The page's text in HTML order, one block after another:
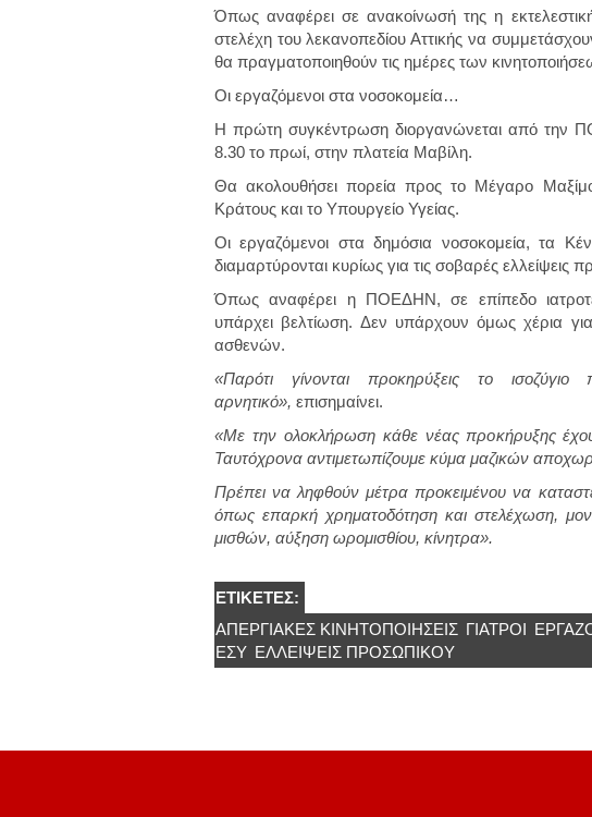
Όπως αναφέρει σε ανακοίνωσή της η
στελέχη του λεκανοπεδίου Αττικής να
θα πραγματοποιηθούν τις ημέρες των
Οι εργαζόμενοι στα νοσοκομεία…
Η πρώτη συγκέντρωση διοργανώνεται από την
8.30 το πρωί, στην πλατεία Μαβίλη.
Θα ακολουθήσει πορεία προς το Μέγαρο
Κράτους και το Υπουργείο Υγείας.
Οι εργαζόμενοι στα δημόσια νοσοκομεία, τα
διαμαρτύρονται κυρίως για τις σοβαρές ελλείψεις
Όπως αναφέρει η ΠΟΕΔΗΝ, σε επίπεδο
υπάρχει βελτίωση. Δεν υπάρχουν όμως χέρια
ασθενών.
«Παρότι γίνονται προκηρύξεις το
αρνητικό», επισημαίνει.
«Με την ολοκλήρωση κάθε νέας προκήρυξης
Ταυτόχρονα αντιμετωπίζουμε κύμα μαζικών
Πρέπει να ληφθούν μέτρα προκειμένου να
όπως επαρκή χρηματοδότηση και στελέχωση,
μισθών, αύξηση ωρομισθίου, κίνητρα».
ΕΤΙΚΈΤΕΣ:
ΑΠΕΡΓΙΑΚΕΣ ΚΙΝΗΤΟΠΟΙΉΣΕΙΣ ΓΙΑΤΡΟΊ
ΕΣΥ ΕΛΛΕΊΨΕΙΣ ΠΡΟΣΩΠΙΚΟΎ